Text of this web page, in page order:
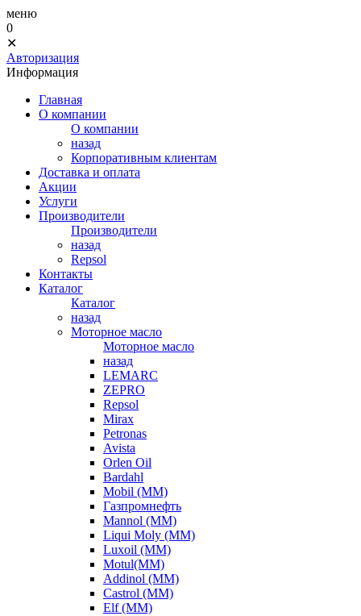
меню
0
✕
Авторизация
Информация
Главная
О компании
О компании
назад
Корпоративным клиентам
Доставка и оплата
Акции
Услуги
Производители
Производители
назад
Repsol
Контакты
Каталог
Каталог
назад
Моторное масло
Моторное масло
назад
LEMARC
ZEPRO
Repsol
Mirax
Petronas
Avista
Orlen Oil
Bardahl
Mobil (ММ)
Газпромнефть
Mannol (ММ)
Liqui Moly (ММ)
Luxoil (ММ)
Motul(ММ)
Addinol (ММ)
Castrol (ММ)
Elf (ММ)